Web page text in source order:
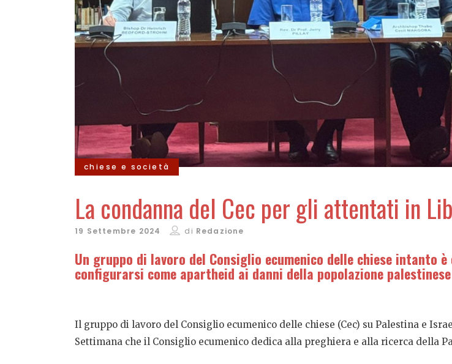
chiese e società
La condanna del Cec per gli attentati in
19 Settembre 2024 di Redazione
Un gruppo di lavoro del Consiglio ecumenico delle chiese intanto
configurarsi come apartheid ai danni della popolazione palestinese
Il gruppo di lavoro del Consiglio ecumenico delle chiese (Cec) su Palestina e
Settimana che il Consiglio ecumenico dedica alla preghiera e alla ricerca della